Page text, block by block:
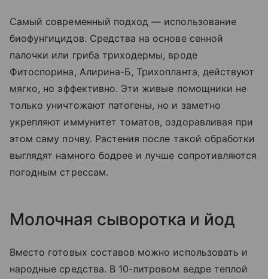
Самый современный подход — использование
биофунгицидов. Средства на основе сенной
палочки или гриба триходермы, вроде
Фитоспорина, Алирина-Б, Трихопланта, действуют
мягко, но эффективно. Эти живые помощники не
только уничтожают патогены, но и заметно
укрепляют иммунитет томатов, оздоравливая при
этом саму почву. Растения после такой обработки
выглядят намного бодрее и лучше сопротивляются
погодным стрессам.
Молочная сыворотка и йод
Вместо готовых составов можно использовать и
народные средства. В 10-литровом ведре теплой